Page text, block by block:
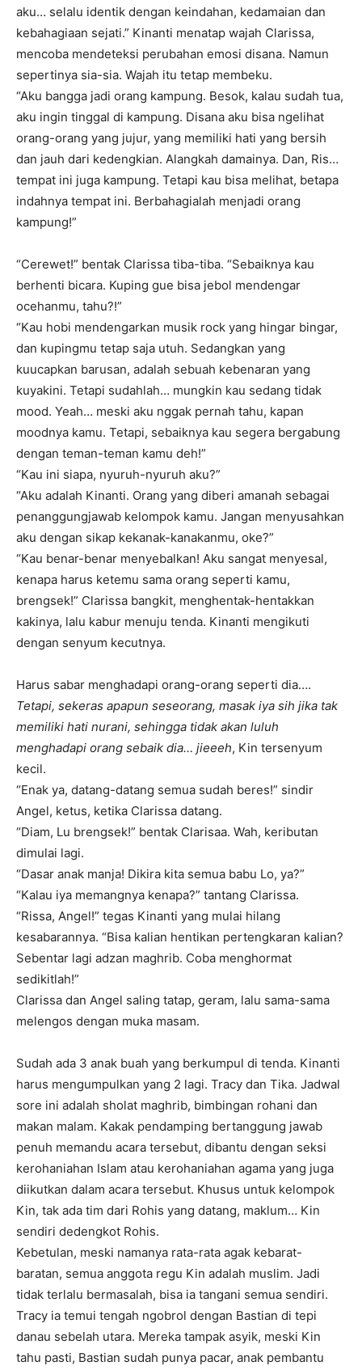
aku… selalu identik dengan keindahan, kedamaian dan
kebahagiaan sejati.” Kinanti menatap wajah Clarissa,
mencoba mendeteksi perubahan emosi disana. Namun
sepertinya sia-sia. Wajah itu tetap membeku.
“Aku bangga jadi orang kampung. Besok, kalau sudah tua,
aku ingin tinggal di kampung. Disana aku bisa ngelihat
orang-orang yang jujur, yang memiliki hati yang bersih
dan jauh dari kedengkian. Alangkah damainya. Dan, Ris…
tempat ini juga kampung. Tetapi kau bisa melihat, betapa
indahnya tempat ini. Berbahagialah menjadi orang
kampung!”
“Cerewet!” bentak Clarissa tiba-tiba. “Sebaiknya kau
berhenti bicara. Kuping gue bisa jebol mendengar
ocehanmu, tahu?!”
“Kau hobi mendengarkan musik rock yang hingar bingar,
dan kupingmu tetap saja utuh. Sedangkan yang
kuucapkan barusan, adalah sebuah kebenaran yang
kuyakini. Tetapi sudahlah… mungkin kau sedang tidak
mood. Yeah… meski aku nggak pernah tahu, kapan
moodnya kamu. Tetapi, sebaiknya kau segera bergabung
dengan teman-teman kamu deh!”
“Kau ini siapa, nyuruh-nyuruh aku?”
“Aku adalah Kinanti. Orang yang diberi amanah sebagai
penanggungjawab kelompok kamu. Jangan menyusahkan
aku dengan sikap kekanak-kanakanmu, oke?”
“Kau benar-benar menyebalkan! Aku sangat menyesal,
kenapa harus ketemu sama orang seperti kamu,
brengsek!” Clarissa bangkit, menghentak-hentakkan
kakinya, lalu kabur menuju tenda. Kinanti mengikuti
dengan senyum kecutnya.
Harus sabar menghadapi orang-orang seperti dia….
Tetapi, sekeras apapun seseorang, masak iya sih jika tak
memiliki hati nurani, sehingga tidak akan luluh
menghadapi orang sebaik dia… jieeeh, Kin tersenyum
kecil.
“Enak ya, datang-datang semua sudah beres!” sindir
Angel, ketus, ketika Clarissa datang.
“Diam, Lu brengsek!” bentak Clarisaa. Wah, keributan
dimulai lagi.
“Dasar anak manja! Dikira kita semua babu Lo, ya?”
“Kalau iya memangnya kenapa?” tantang Clarissa.
“Rissa, Angel!” tegas Kinanti yang mulai hilang
kesabarannya. “Bisa kalian hentikan pertengkaran kalian?
Sebentar lagi adzan maghrib. Coba menghormat
sedikitlah!”
Clarissa dan Angel saling tatap, geram, lalu sama-sama
melengos dengan muka masam.
Sudah ada 3 anak buah yang berkumpul di tenda. Kinanti
harus mengumpulkan yang 2 lagi. Tracy dan Tika. Jadwal
sore ini adalah sholat maghrib, bimbingan rohani dan
makan malam. Kakak pendamping bertanggung jawab
penuh memandu acara tersebut, dibantu dengan seksi
kerohaniahan Islam atau kerohaniahan agama yang juga
diikutkan dalam acara tersebut. Khusus untuk kelompok
Kin, tak ada tim dari Rohis yang datang, maklum… Kin
sendiri dedengkot Rohis.
Kebetulan, meski namanya rata-rata agak kebarat-
baratan, semua anggota regu Kin adalah muslim. Jadi
tidak terlalu bermasalah, bisa ia tangani semua sendiri.
Tracy ia temui tengah ngobrol dengan Bastian di tepi
danau sebelah utara. Mereka tampak asyik, meski Kin
tahu pasti, Bastian sudah punya pacar, anak pembantu